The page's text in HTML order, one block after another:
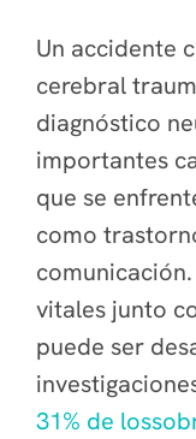
Un accidente
cerebral
diagnóstico
importantes
que se
como
vitales junto
puede ser
31% de